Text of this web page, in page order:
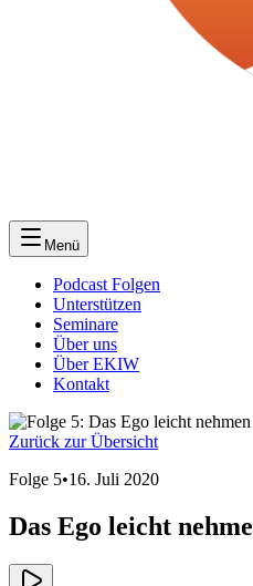
Menü
Podcast Folgen
Unterstützen
Seminare
Über uns
Über EKIW
Kontakt
Zurück zur Übersicht
Folge 5•16. Juli 2020
Das Ego leicht